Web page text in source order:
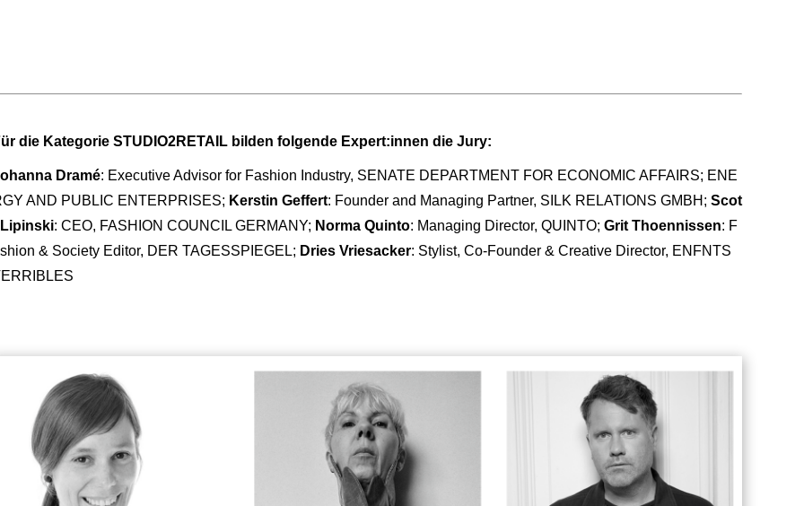
die Kategorie STUDIO2RETAIL bilden folgende Expert:innen die Jury:
Dramé: Executive Advisor for Fashion Industry, SENATE DEPARTMENT FOR ECONOMIC AFFAIRS; ENE
AND PUBLIC ENTERPRISES; Kerstin Geffert: Founder and Managing Partner, SILK RELATIONS GMBH; Scot
: CEO, FASHION COUNCIL GERMANY; Norma Quinto: Managing Director, QUINTO; Grit Thoennissen: F
& Society Editor, DER TAGESSPIEGEL; Dries Vriesacker: Stylist, Co-Founder & Creative Director, ENFNTS